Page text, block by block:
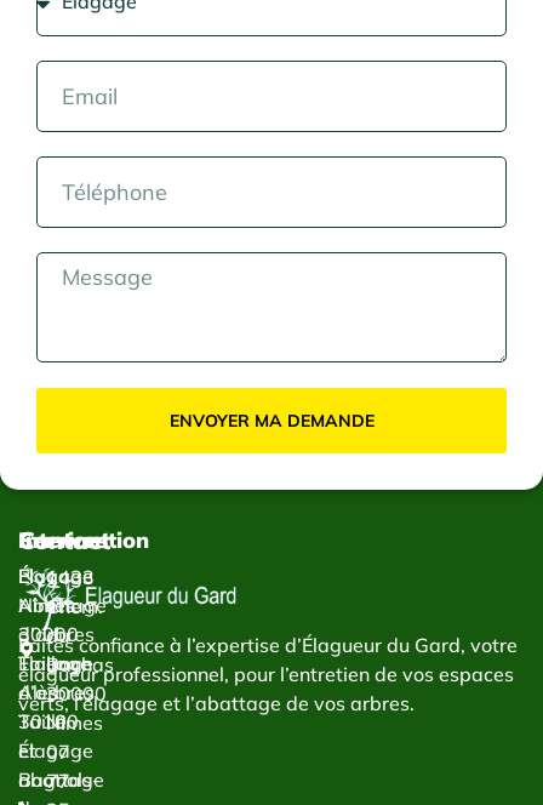
ENVOYER MA DEMANDE
Faites confiance à l’expertise d’Élagueur du Gard, votre
élagueur professionnel, pour l’entretien de vos espaces
verts, l’élagage et l’abattage de vos arbres.
Services
Élagage
Abattage
d’arbres
Taillage
d’arbres
Taille
et
abattage
Intervention
Élagage
Nîmes
30000
Élagage
Alès
30100
Élagage
Bagnols-
Contact
1433
Chem.
du
Bachas
30000
Nîmes
07
77